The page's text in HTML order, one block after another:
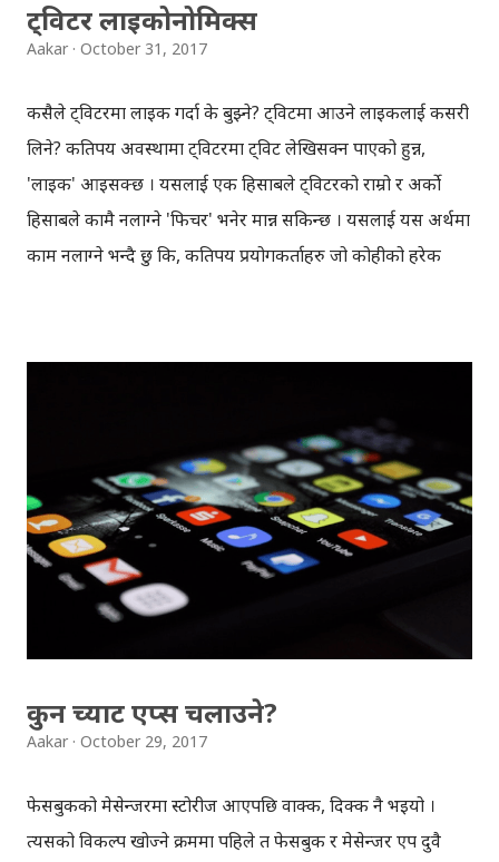
ट्विटर लाइकोनोमिक्स
Aakar October 31, 2017
कसैले ट्विटरमा लाइक गर्दा के बुझ्ने? ट्विटमा आउने लाइकलाई कसरी
लिने? कतिपय अवस्थामा ट्विटरमा ट्विट लेखिसक्न पाएको हुन्न,
'लाइक' आइसक्छ । यसलाई एक हिसाबले ट्विटरको राम्रो र अर्को
हिसाबले कामै नलाग्ने 'फिचर' भनेर मान्न सकिन्छ । यसलाई यस अर्थमा
काम नलाग्ने भन्दै छु कि, कतिपय प्रयोगकर्ताहरु जो कोहीको हरेक
भनेर सबैका आ-आफ्नै बुझाइ होलान्, चलाउने आफ्नै तौर-तरिका
आउने लाइकहरु अनलाइन भोटिङमा मात्र काम लाग्छन्, यी
लाइकहरुले कसैको समर्थन वा विरोध भनेर जनाउँदैन । दुई वर्ष
अघिसम्म या भनौँ २०१५ सम्म ट्विटरमा पानको पात थिएन, लाइक भन्ने
फिचर थिएन । यसको सट्टा तारा थियो, त्यसलाई फेवरेट भनिन्थ्यो । सन्
२००६ मा ट्विटर सुरु भएसँगै फेवरेटको सुरुवात भएको थियो, जसले
२०१५ सम्म निरन्तरता पायो । ट्विटरका फिचरहरु मध्ये धेरैले राम्रोसँग
कुन च्याट एप्स चलाउने?
Aakar October 29, 2017
फेसबुकको मेसेन्जरमा स्टोरीज आएपछि वाक्क, दिक्क नै भइयो ।
त्यसको विकल्प खोज्ने क्रममा पहिले त फेसबुक र मेसेन्जर एप दुवै